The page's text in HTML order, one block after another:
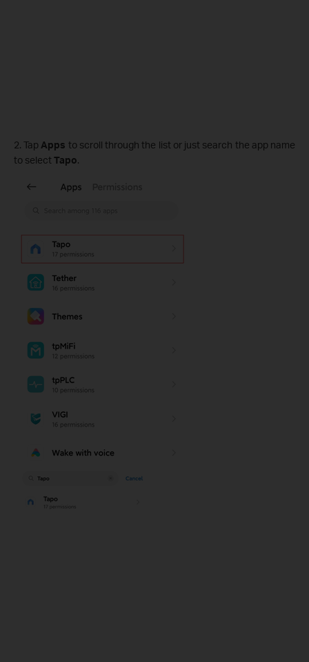
2. Tap Apps to scroll through the list or just search the app name
to select Tapo.